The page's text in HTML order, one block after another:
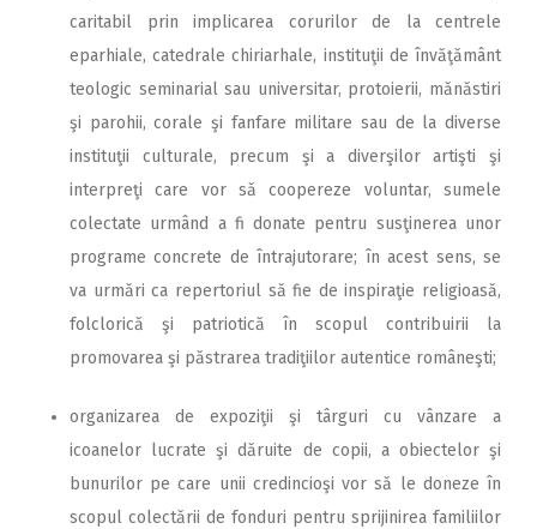
caritabil prin implicarea corurilor de la centrele
eparhiale, catedrale chiriarhale, instituţii de învăţământ
teologic seminarial sau universitar, protoierii, mănăstiri
şi parohii, corale şi fanfare militare sau de la diverse
instituţii culturale, precum şi a diverşilor artişti şi
interpreţi care vor să coopereze voluntar, sumele
colectate urmând a fi donate pentru susţinerea unor
programe concrete de întrajutorare; în acest sens, se
va urmări ca repertoriul să fie de inspiraţie religioasă,
folclorică şi patriotică în scopul contribuirii la
promovarea şi păstrarea tradiţiilor autentice româneşti;
organizarea de expoziţii şi târguri cu vânzare a
icoanelor lucrate şi dăruite de copii, a obiectelor şi
bunurilor pe care unii credincioşi vor să le doneze în
scopul colectării de fonduri pentru sprijinirea familiilor